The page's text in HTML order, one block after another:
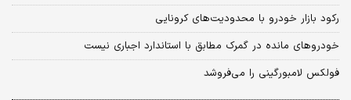
رکود بازار خودرو با محدودیت‌های کرونایی
خودروهای مانده در گمرک مطابق با استاندارد اجباری نیست
فولکس لامبورگینی را می‌فروشد